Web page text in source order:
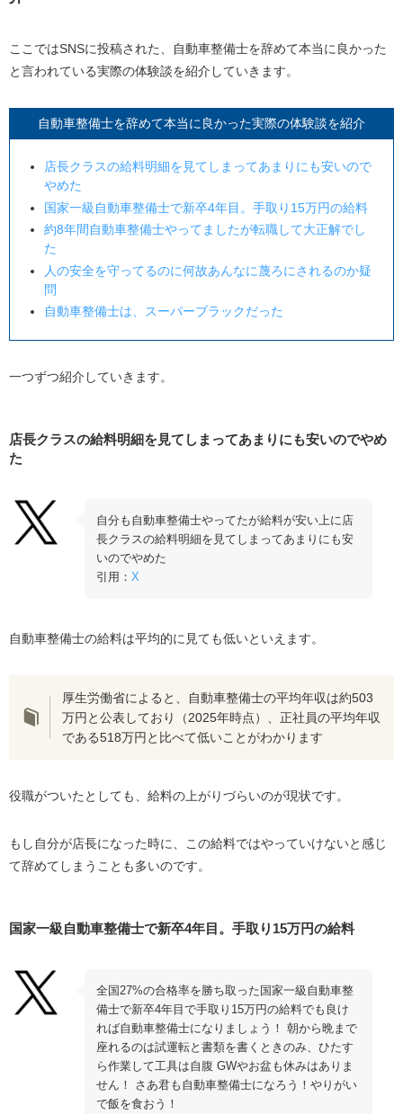
ここではSNSに投稿された、自動車整備士を辞めて本当に良かった
と言われている実際の体験談を紹介していきます。
自動車整備士を辞めて本当に良かった実際の体験談を紹介
店長クラスの給料明細を見てしまってあまりにも安いので
やめた
国家一級自動車整備士で新卒4年目。手取り15万円の給料
約8年間自動車整備士やってましたが転職して大正解でし
た
人の安全を守ってるのに何故あんなに蔑ろにされるのか疑
問
自動車整備士は、スーパーブラックだった
一つずつ紹介していきます。
店長クラスの給料明細を見てしまってあまりにも安いのでやめ
た
自分も自動車整備士やってたが給料が安い上に店
長クラスの給料明細を見てしまってあまりにも安
いのでやめた
引用：X
自動車整備士の給料は平均的に見ても低いといえます。
厚生労働省によると、自動車整備士の平均年収は約503
万円と公表しており（2025年時点）、正社員の平均年収
である518万円と比べて低いことがわかります
役職がついたとしても、給料の上がりづらいのが現状です。
もし自分が店長になった時に、この給料ではやっていけないと感じ
て辞めてしまうことも多いのです。
国家一級自動車整備士で新卒4年目。手取り15万円の給料
全国27%の合格率を勝ち取った国家一級自動車整
備士で新卒4年目で手取り15万円の給料でも良け
れば自動車整備士になりましょう！ 朝から晩まで
座れるのは試運転と書類を書くときのみ、ひたす
ら作業して工具は自腹 GWやお盆も休みはありま
せん！ さあ君も自動車整備士になろう！やりがい
で飯を食おう！